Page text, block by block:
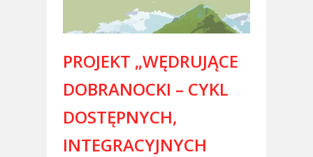
PROJEKT „WĘDRUJĄCE
DOBRANOCKI – CYKL
DOSTĘPNYCH,
INTEGRACYJNYCH